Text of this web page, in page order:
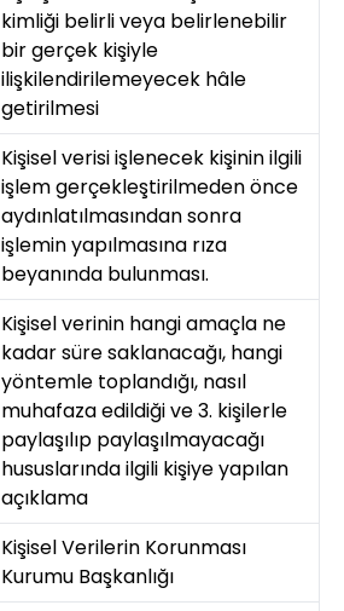
kimliği belirli veya belirlenebilir
bir gerçek kişiyle
ilişkilendirilemeyecek hâle
getirilmesi
Kişisel verisi işlenecek kişinin ilgili
işlem gerçekleştirilmeden önce
aydınlatılmasından sonra
işlemin yapılmasına rıza
beyanında bulunması.
Kişisel verinin hangi amaçla ne
kadar süre saklanacağı, hangi
yöntemle toplandığı, nasıl
muhafaza edildiği ve 3. kişilerle
paylaşılıp paylaşılmayacağı
hususlarında ilgili kişiye yapılan
açıklama
Kişisel Verilerin Korunması
Kurumu Başkanlığı